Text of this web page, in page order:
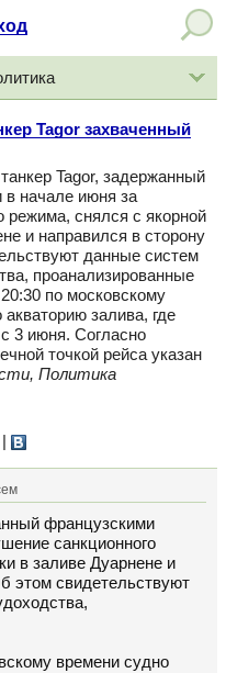
Tagor захваченный
Tagor, задержанный
начале июня за
режима, снялся с якорной
и направился в сторону
данные систем
проанализированные
по московскому
залива, где
3 июня. Согласно
точкой рейса указан
Политика
французскими
санкционного
в заливе Дуарнене и
этом свидетельствуют
времени судно